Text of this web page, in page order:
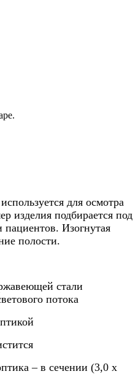
для осмотра
изделия подбирается под
пациентов. Изогнутая
полости.
стали
потока
– в сечении (3,0 x